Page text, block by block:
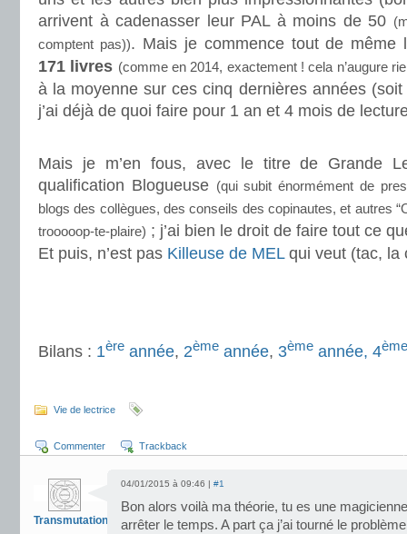
arrivent à cadenasser leur PAL à moins de 50
comptent pas)). Mais je commence tout de même
171 livres (comme en 2014, exactement ! cela n’augure
à la moyenne sur ces cinq dernières années
j’ai déjà de quoi faire pour 1 an et 4 mois de
Mais je m’en fous, avec le titre de Grande
qualification Blogueuse (qui subit énormément de
blogs des collègues, des conseils des copinautes, et autres
trooooop-te-plaire) ; j’ai bien le droit de faire tout ce
Et puis, n’est pas Killeuse de MELqui veut (tac, la
Bilans : 1ère année, 2ème année, 3ème année, 4ème
Vie de lectrice
Commenter Trackback
Transmutation
04/01/2015 à 09:46 | #1
Bon alors voilà ma théorie, tu es une
arrêter le temps. A part ça j’ai tourné le